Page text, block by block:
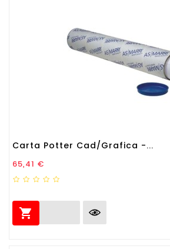
Carta Potter Cad/Grafica -...
Prezzo
65,41 €
